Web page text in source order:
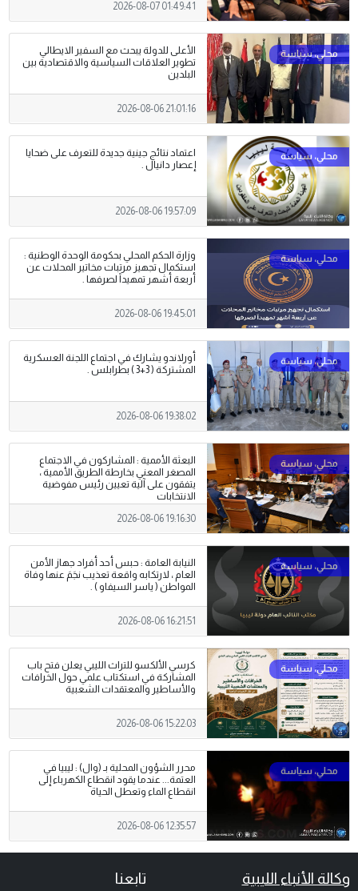
2026-08-07 01:49:41
الأعلى للدولة يبحث مع السفير الايطالي
تطوير العلاقات السياسية والاقتصادية بين
البلدين
2026-08-06 21:01:16
اعتماد نتائج جينية جديدة للتعرف على ضحايا
إعصار دانيال .
2026-08-06 19:57:09
وزارة الحكم المحلي بحكومة الوحدة الوطنية :
استكمال تجهيز مرتبات مخاتير المحلات عن
أربعة أشهر تمهيداً لصرفها .
2026-08-06 19:45:01
أورلاندو يشارك في اجتماع اللجنة العسكرية
المشتركة ( 3+3 ) بطرابلس .
2026-08-06 19:38:02
البعثة الأممية : المشاركون في الاجتماع
المصغر المعني بخارطة الطريق الأممية ،
يتفقون على آلية تعيين رئيس مفوضية
الانتخابات
2026-08-06 19:16:30
النيابة العامة : حبس أحد أفراد جهاز الأمن
العام ، لارتكابه واقعة تعذيب نجَمَ عنها وفاة
المواطن ( ياسر السيفاو ) .
2026-08-06 16:21:51
كرسي الألكسو للتراث الليبي يعلن فتح باب
المشاركة في استكتاب علمي حول الخرافات
والأساطير والمعتقدات الشعبية
2026-08-06 15:22:03
محرر الشؤون المحلية بـ (وال) : ليبيا في
العتمة... عندما يقود انقطاع الكهرباء إلى
انقطاع الماء وتعطل الحياة
2026-08-06 12:35:57
وكالة الأنباء الليبية تابعنا